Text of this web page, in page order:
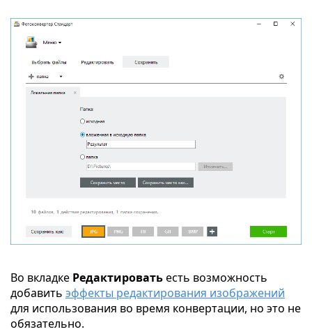
Во вкладке Редактироватьесть возможность
добавить эффекты редактирования изображений
для использования во время конвертации, но это не
обязательно.